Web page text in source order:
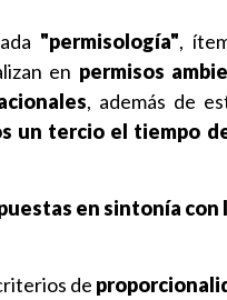
"permisología",
en permisos
, además de
un tercio el tiempo
en sintonía con
de